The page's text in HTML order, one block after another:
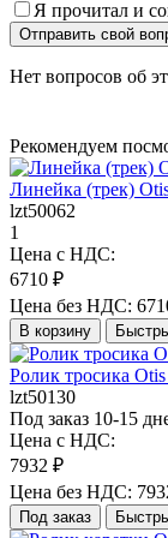
Я прочитал и
Отправить свой
Нет вопросов об
Рекомендуем
Линейка (трек)
lzt50062
1
Цена с НДС:
6710 ₽
Цена без НДС:
В корзину
Ролик тросика
lzt50130
Под заказ 10-15
Цена с НДС:
7932 ₽
Цена без НДС:
Под заказ